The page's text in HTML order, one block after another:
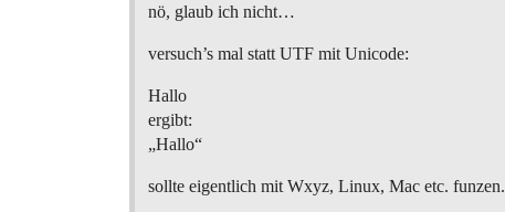
nö, glaub ich nicht…
versuch’s mal statt UTF mit Unicode:
Hallo
ergibt:
„Hallo“
sollte eigentlich mit Wxyz, Linux, Mac etc. funzen.